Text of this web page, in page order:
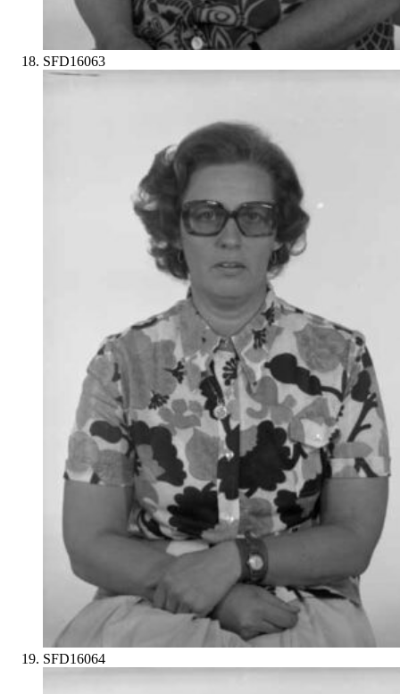
SFD16063
SFD16064